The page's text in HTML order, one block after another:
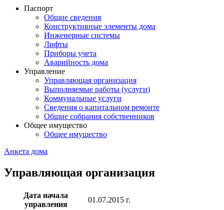
Паспорт
Общие сведения
Конструктивные элементы дома
Инженерные системы
Лифты
Приборы учета
Аварийность дома
Управление
Управляющая организация
Выполняемые работы (услуги)
Коммунальные услуги
Сведения о капитальном ремонте
Общие собрания собственников
Общее имущество
Общее имущество
Анкета дома
Управляющая организация
Дата начала
управления
01.07.2015 г.